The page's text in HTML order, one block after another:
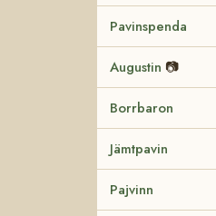
Pavinspenda
Augustin 📷
Borrbaron
Jämtpavin
Pajvinn